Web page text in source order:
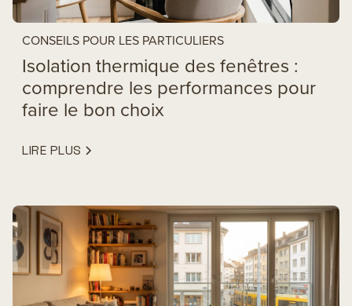
CONSEILS POUR LES PARTICULIERS
Isolation thermique des fenêtres :
comprendre les performances pour
faire le bon choix
LIRE PLUS